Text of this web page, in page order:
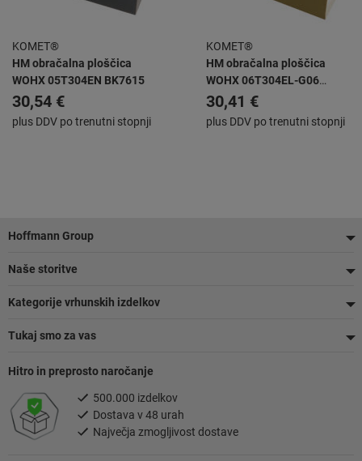
KOMET®
HM obračalna ploščica
WOHX 05T304EN BK7615
30,54 €
plus DDV po trenutni stopnji
KOMET®
HM obračalna ploščica
WOHX 06T304EL-G06
BK6115
30,41 €
plus DDV po trenutni stopnji
Noga
Hoffmann Group
Naše storitve
Kategorije vrhunskih izdelkov
Tukaj smo za vas
Hitro in preprosto naročanje
500.000 izdelkov
Dostava v 48 urah
Največja zmogljivost dostave